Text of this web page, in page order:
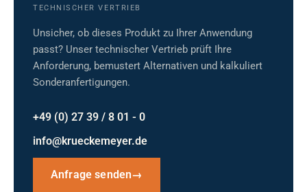
TECHNISCHER VERTRIEB
Unsicher, ob dieses Produkt zu Ihrer Anwendung
passt? Unser technischer Vertrieb prüft Ihre
Anforderung, bemustert Alternativen und kalkuliert
Sonderanfertigungen.
+49 (0) 27 39 / 8 01 - 0
info@krueckemeyer.de
Anfrage senden→